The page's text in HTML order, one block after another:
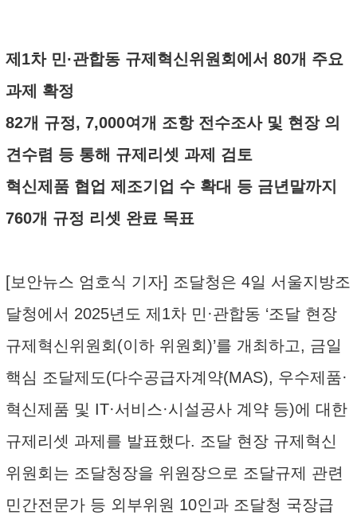
제1차 민·관합동 규제혁신위원회에서 80개 주요
과제 확정
82개 규정, 7,000여개 조항 전수조사 및 현장 의
견수렴 등 통해 규제리셋 과제 검토
혁신제품 협업 제조기업 수 확대 등 금년말까지
760개 규정 리셋 완료 목표
[보안뉴스 엄호식 기자] 조달청은 4일 서울지방조
달청에서 2025년도 제1차 민·관합동 ‘조달 현장
규제혁신위원회(이하 위원회)’를 개최하고, 금일
핵심 조달제도(다수공급자계약(MAS), 우수제품·
혁신제품 및 IT·서비스·시설공사 계약 등)에 대한
규제리셋 과제를 발표했다. 조달 현장 규제혁신
위원회는 조달청장을 위원장으로 조달규제 관련
민간전문가 등 외부위원 10인과 조달청 국장급